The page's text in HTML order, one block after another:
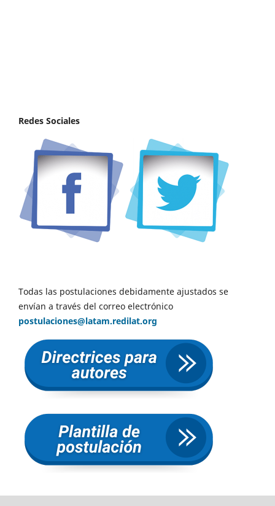
Redes Sociales
Todas las postulaciones debidamente ajustados se
envían a través del correo electrónico
postulaciones@latam.redilat.org